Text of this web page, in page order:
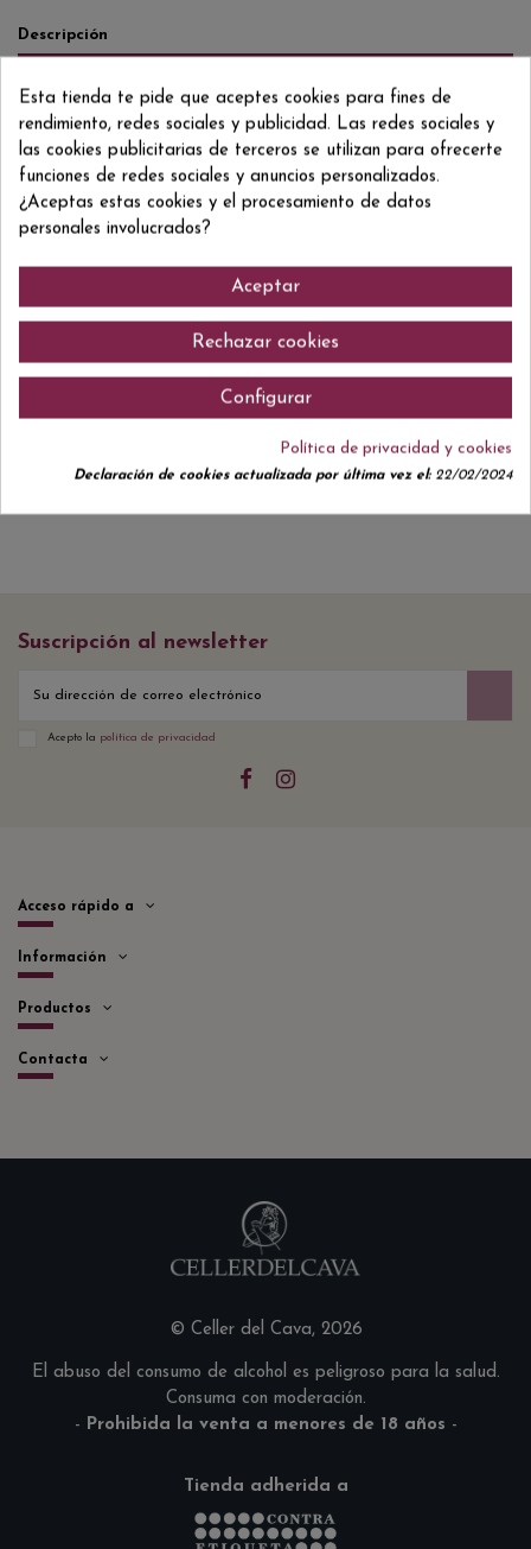
Descripción
Reviews
100% PICAPOLL
Comentarios (0)
No hay reseñas de clientes en este momento.
Suscripción al newsletter
Acepto la política de privacidad
Acceso rápido a
Información
Productos
Contacta
© Celler del Cava, 2026
El abuso del consumo de alcohol es peligroso para la salud.
Consuma con moderación.
- Prohibida la venta a menores de 18 años -
Tienda adherida a
Esta tienda te pide que aceptes cookies para fines de
rendimiento, redes sociales y publicidad. Las redes sociales y
las cookies publicitarias de terceros se utilizan para ofrecerte
funciones de redes sociales y anuncios personalizados.
¿Aceptas estas cookies y el procesamiento de datos
personales involucrados?
Aceptar
Rechazar cookies
Configurar
Política de privacidad y cookies
Declaración de cookies actualizada por última vez el:22/02/2024